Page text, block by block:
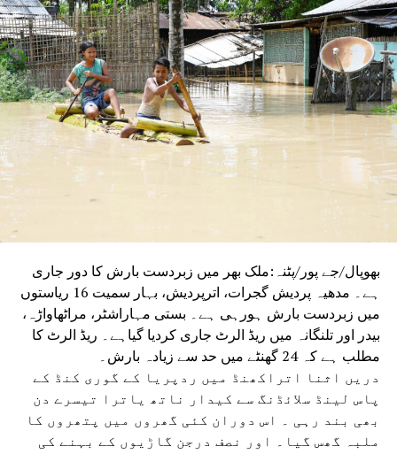
بھوپال/جے پور/پٹنہ:ملک بھر میں زبردست بارش کا دور جاری
ہے۔ مدھیہ پردیش گجرات، اترپردیش، بہار سمیت 16 ریاستوں
میں زبردست بارش ہورہی ہے۔ بستی مہاراشٹر، مراٹھاواڑہ،
بیدر اور تلنگانہ میں ریڈ الرٹ جاری کردیا گیاہے۔ ریڈ الرٹ کا
مطلب ہے کہ 24 گھنٹے میں حد سے زیادہ بارش۔
دریں اثنا اتراکھنڈ میں ردپریا کے گوری کنڈ کے
پاس لینڈ سلائڈنگ سے کیدار ناتھ یاترا تیسرے دن
بھی بند رہی ۔ اس دوران کئی گھروں میں پتھروں کا
ملبہ گھس گیا۔ اور نصف درجن گاڑیوں کے بہنے کی